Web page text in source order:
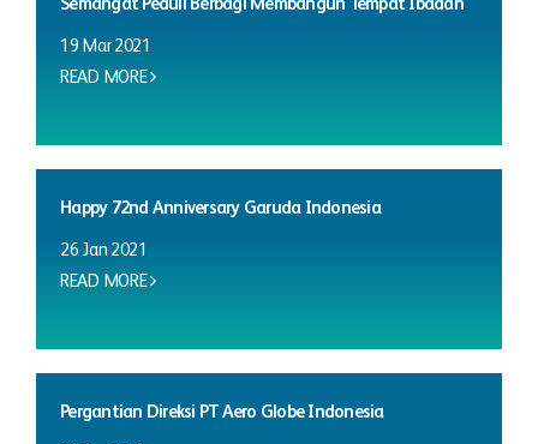
Semangat Peduli Berbagi Membangun Tempat Ibadah
19 Mar 2021
READ MORE
Happy 72nd Anniversary Garuda Indonesia
26 Jan 2021
READ MORE
Pergantian Direksi PT Aero Globe Indonesia